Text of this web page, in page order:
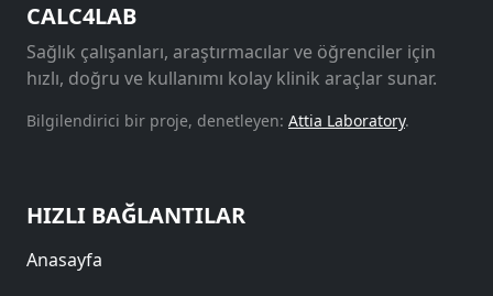
CALC4LAB
Sağlık çalışanları, araştırmacılar ve öğrenciler için
hızlı, doğru ve kullanımı kolay klinik araçlar sunar.
Bilgilendirici bir proje, denetleyen: Attia Laboratory.
HIZLI BAĞLANTILAR
Anasayfa